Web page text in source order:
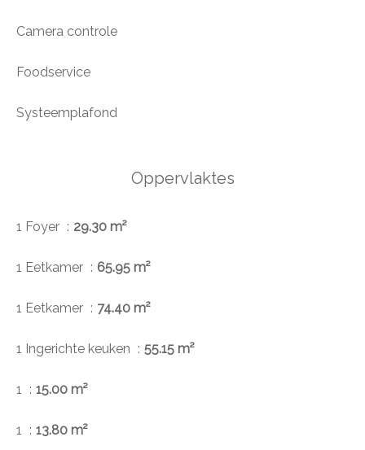
Camera controle
Foodservice
Systeemplafond
Oppervlaktes
1 Foyer 29.30 m²
1 Eetkamer 65.95 m²
1 Eetkamer 74.40 m²
1 Ingerichte keuken 55.15 m²
1 15.00 m²
1 13.80 m²